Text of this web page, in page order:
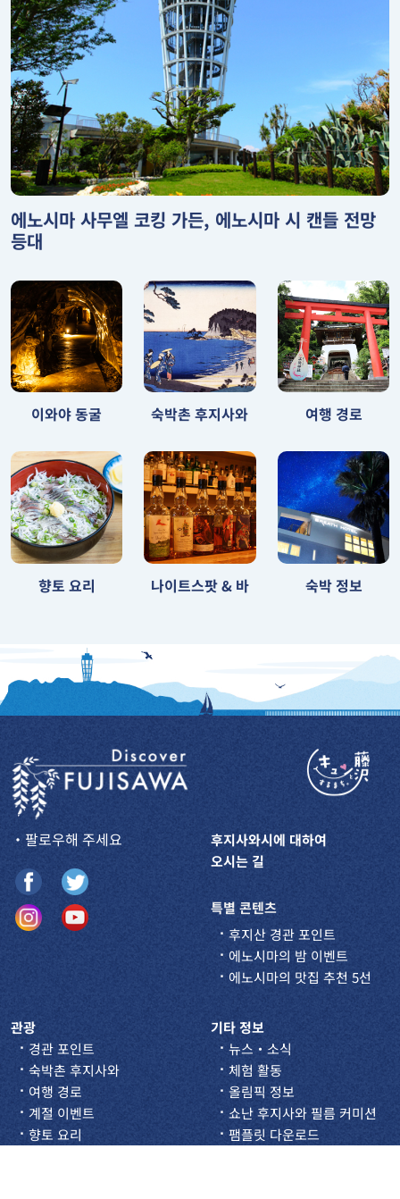
에노시마 사무엘 코킹 가든, 에노시마 시 캔들 전망
등대
이와야 동굴 숙박촌 후지사와 여행 경로
향토 요리 나이트스팟 & 바 숙박 정보
후지사와시에 대하여
오시는 길
특별 콘텐츠
후지산 경관 포인트
에노시마의 밤 이벤트
에노시마의 맛집 추천 5선
관광
경관 포인트
숙박촌 후지사와
여행 경로
계절 이벤트
향토 요리
기타 정보
뉴스・소식
체험 활동
올림픽 정보
쇼난 후지사와 필름 커미션
팸플릿 다운로드
・팔로우해 주세요